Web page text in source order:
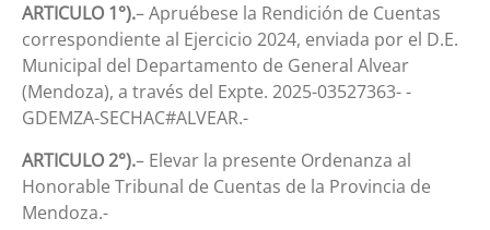
ARTICULO 1°).– Apruébese la Rendición de Cuentas
correspondiente al Ejercicio 2024, enviada por el D.E.
Municipal del Departamento de General Alvear
(Mendoza), a través del Expte. 2025-03527363- -
GDEMZA-SECHAC#ALVEAR.-
ARTICULO 2°).– Elevar la presente Ordenanza al
Honorable Tribunal de Cuentas de la Provincia de
Mendoza.-